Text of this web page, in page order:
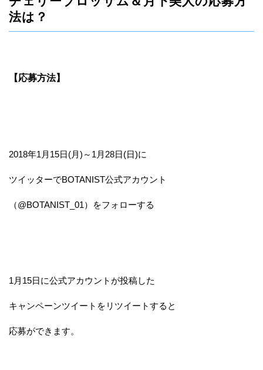
法は？
【応募方法】
2018年1月15日(月)～1月28日(日)に
ツイッターでBOTANIST公式アカウント
（@BOTANIST_01）をフォローする
1月15日に公式アカウントが投稿した
キャンペーンツイートをリツイートすると
応募ができます。